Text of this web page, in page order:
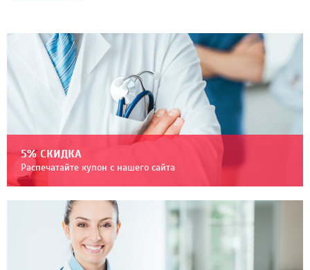
5% СКИДКА
Распечатайте купон с нашего сайта